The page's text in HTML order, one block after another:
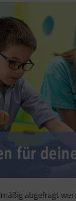
abgefragt